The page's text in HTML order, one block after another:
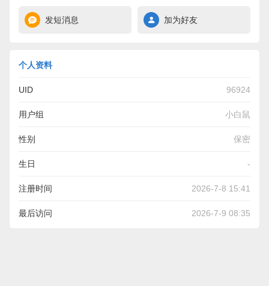
发短消息 加为好友
个人资料
UID 96924
用户组 小白鼠
性别 保密
生日 -
注册时间 2026-7-8 15:41
最后访问 2026-7-9 08:35